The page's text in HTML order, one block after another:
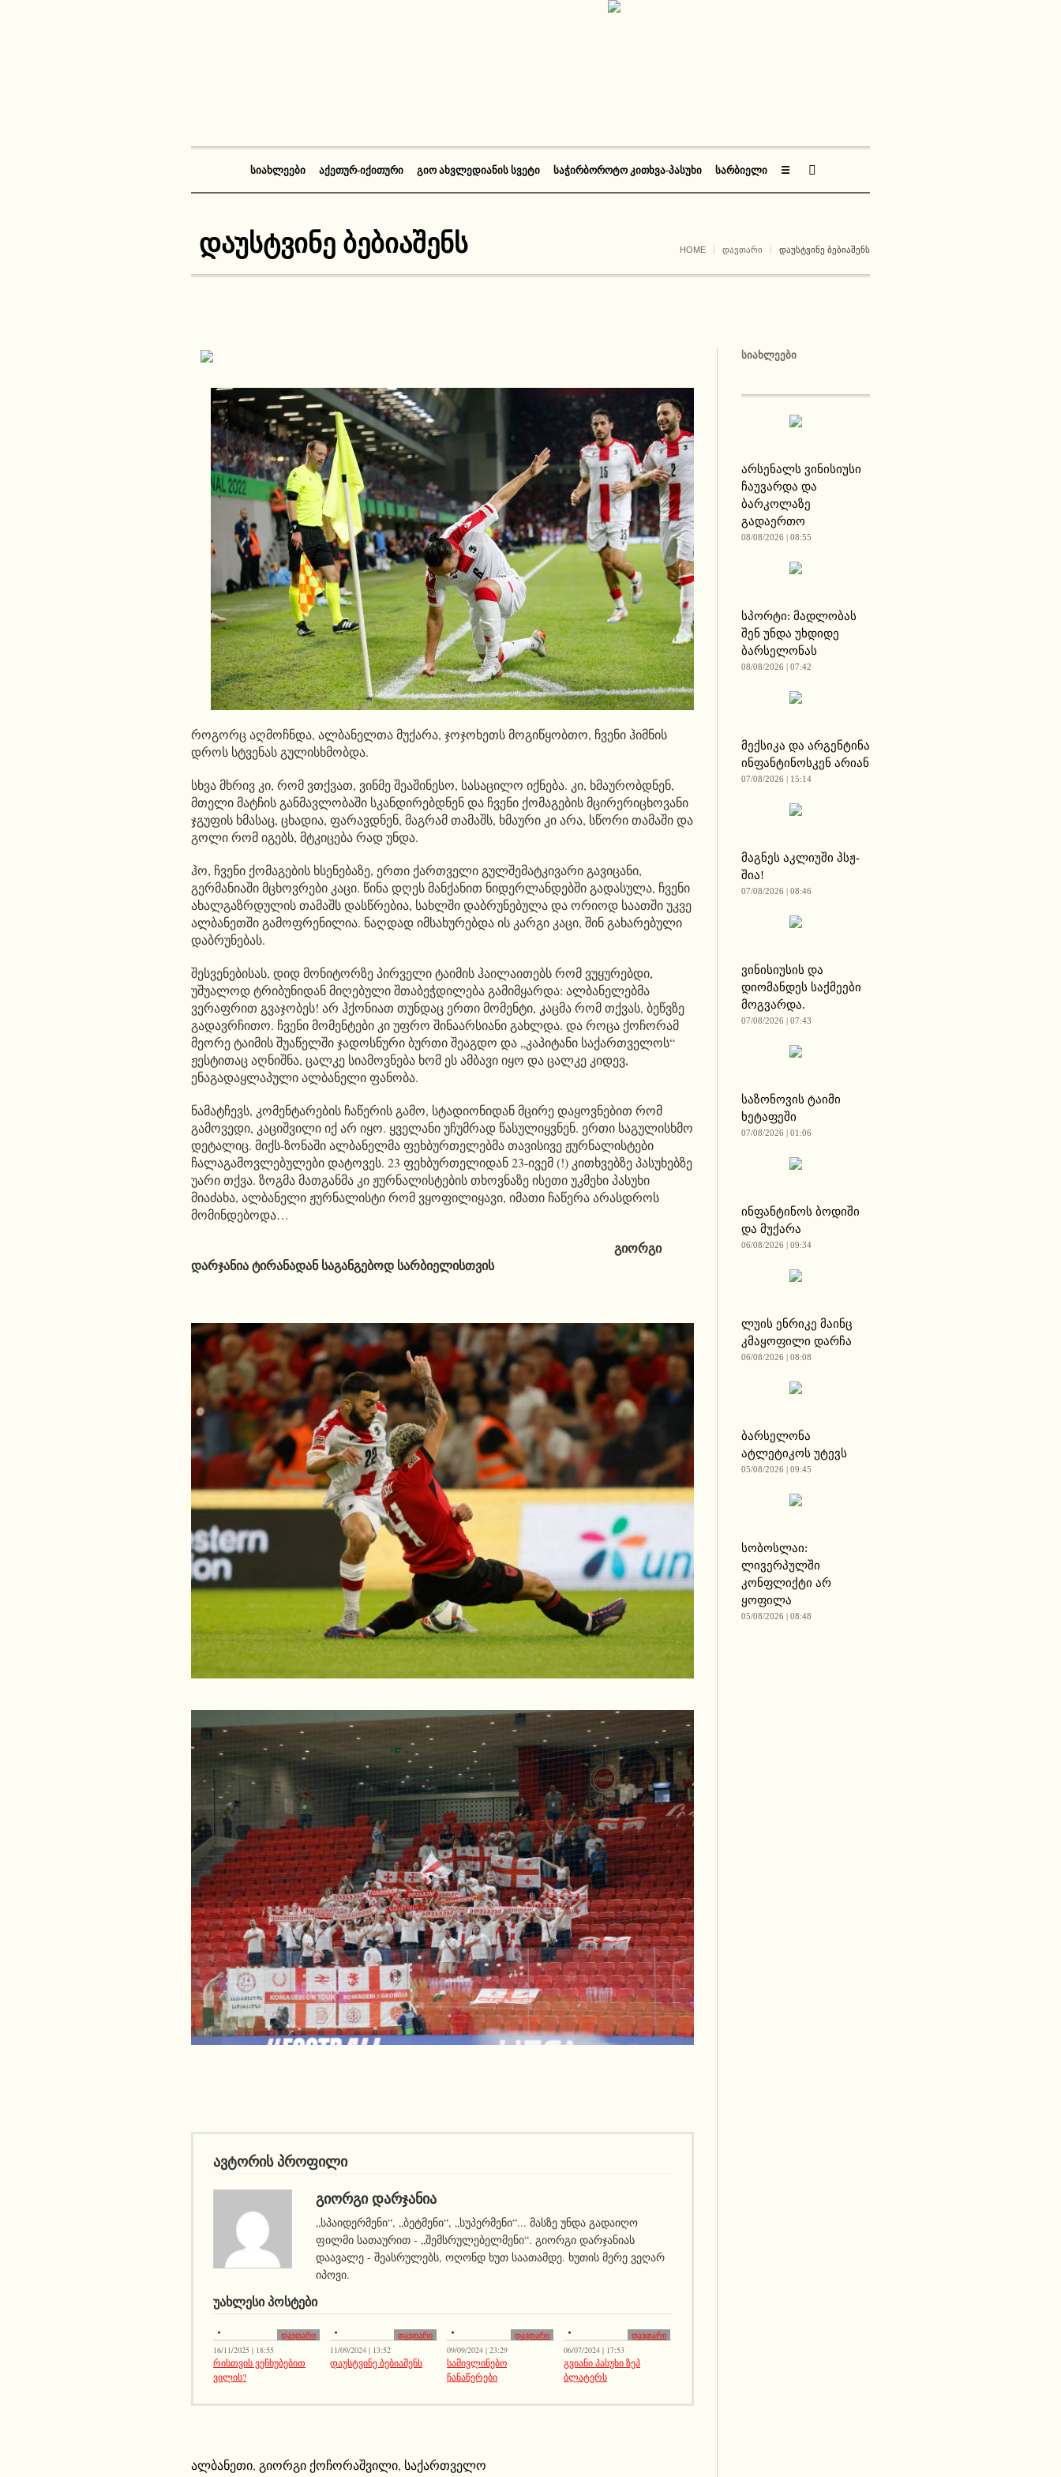
ᲡᲘᲐᲮᲚᲔᲔᲑᲘ ᲐᲥᲔᲗᲣᲠ-ᲘᲥᲘᲗᲣᲠᲘ ᲒᲘᲝ ᲐᲮᲕᲚᲔᲓᲘᲐᲜᲘᲡ ᲡᲕᲔᲢᲘ ᲡᲐᲭᲘᲠᲑᲝᲠᲝᲢᲝ ᲙᲘᲗᲮᲕᲐ-ᲞᲐᲡᲣᲮᲘ ᲡᲐᲠᲑᲘᲔᲚᲘ ☰
დაუსტვინე ბებიაშენს HOME ᲓᲐᲕᲗᲐᲠᲘ ᲓᲐᲣᲡᲢᲕᲘᲜᲔ ᲑᲔᲑᲘᲐᲨᲔᲜᲡ
როგორც აღმოჩნდა, ალბანელთა მუქარა, ჯოჯოხეთს მოგიწყობთო, ჩვენი ჰიმნის
დროს სტვენას გულისხმობდა.
სხვა მხრივ კი, რომ ვთქვათ, ვინმე შეაშინესო, სასაცილო იქნება. კი, ხმაურობდნენ,
მთელი მატჩის განმავლობაში სკანდირებდნენ და ჩვენი ქომაგების მცირერიცხოვანი
ჯგუფის ხმასაც, ცხადია, ფარავდნენ, მაგრამ თამაშს, ხმაური კი არა, სწორი თამაში და
გოლი რომ იგებს, მტკიცება რად უნდა.
ჰო, ჩვენი ქომაგების ხსენებაზე, ერთი ქართველი გულშემატკივარი გავიცანი,
გერმანიაში მცხოვრები კაცი. წინა დღეს მანქანით ნიდერლანდებში გადასულა, ჩვენი
ახალგაზრდულის თამაშს დასწრებია, სახლში დაბრუნებულა და ორიოდ საათში უკვე
ალბანეთში გამოფრენილია. ნაღდად იმსახურებდა ის კარგი კაცი, შინ გახარებული
დაბრუნებას.
შესვენებისას, დიდ მონიტორზე პირველი ტაიმის ჰაილაითებს რომ ვუყურებდი,
უშუალოდ ტრიბუნიდან მიღებული შთაბეჭდილება გამიმყარდა: ალბანელებმა
ვერაფრით გვაჯობეს! არ ჰქონიათ თუნდაც ერთი მომენტი, კაცმა რომ თქვას, ბეწვზე
გადავრჩითო. ჩვენი მომენტები კი უფრო შინაარსიანი გახლდა. და როცა ქოჩორამ
მეორე ტაიმის შუაწელში ჯადოსნური ბურთი შეაგდო და „კაპიტანი საქართველოს“
ჟესტითაც აღნიშნა, ცალკე სიამოვნება ხომ ეს ამბავი იყო და ცალკე კიდევ,
ენაგადაყლაპული ალბანელი ფანობა.
ნამატჩევს, კომენტარების ჩაწერის გამო, სტადიონიდან მცირე დაყოვნებით რომ
გამოვედი, კაციშვილი იქ არ იყო. ყველანი უჩუმრად წასულიყვნენ. ერთი საგულისხმო
დეტალიც. მიქს-ზონაში ალბანელმა ფეხბურთელებმა თავისივე ჟურნალისტები
ჩალაგამოვლებულები დატოვეს. 23 ფეხბურთელიდან 23-ივემ (!) კითხვებზე პასუხებზე
უარი თქვა. ზოგმა მათგანმა კი ჟურნალისტების თხოვნაზე ისეთი უკმეხი პასუხი
მიაძახა, ალბანელი ჟურნალისტი რომ ვყოფილიყავი, იმათი ჩაწერა არასდროს
მომინდებოდა…
გიორგი
დარჯანიატირანადან საგანგებოდ სარბიელისთვის
ავტორის პროფილი
ᲒᲘᲝᲠᲒᲘ ᲓᲐᲠᲯᲐᲜᲘᲐ
„სპაიდერმენი“, „ბეტმენი“, „სუპერმენი“... მასზე უნდა გადაიღო
ფილმი სათაურით - „შემსრულებელმენი“. გიორგი დარჯანიას
დაავალე - შეასრულებს, ოღონდ ხუთ საათამდე. ხუთის მერე ვეღარ
იპოვი.
ᲣᲐᲮᲚᲔᲡᲘ ᲞᲝᲡᲢᲔᲑᲘ
დავთარი
16/11/2025 | 18:55
რისთვის ვეჩხუბებით
ვილის?
დავთარი
11/09/2024 | 13:52
დაუსტვინე ბებიაშენს
დავთარი
09/09/2024 | 23:29
სამივლინებო
ჩანაწერები
დავთარი
06/07/2024 | 17:53
გვიანი პასუხი ზეპ
ბლატერს
ალბანეთი, გიორგი ქოჩორაშვილი, საქართველო
ᲡᲘᲐᲮᲚᲔᲔᲑᲘ
არსენალს ვინისიუსი
ჩაუვარდა და
ბარკოლაზე
გადაერთო
08/08/2026 | 08:55
სპორტი: მადლობას
შენ უნდა უხდიდე
ბარსელონას
08/08/2026 | 07:42
მექსიკა და არგენტინა
ინფანტინოსკენ არიან
07/08/2026 | 15:14
მაგნეს აკლიუში პსჟ-
შია!
07/08/2026 | 08:46
ვინისიუსის და
დიომანდეს საქმეები
მოგვარდა.
07/08/2026 | 07:43
საზონოვის ტაიმი
ხეტაფეში
07/08/2026 | 01:06
ინფანტინოს ბოდიში
და მუქარა
06/08/2026 | 09:34
ლუის ენრიკე მაინც
კმაყოფილი დარჩა
06/08/2026 | 08:08
ბარსელონა
ატლეტიკოს უტევს
05/08/2026 | 09:45
სობოსლაი:
ლივერპულში
კონფლიქტი არ
ყოფილა
05/08/2026 | 08:48